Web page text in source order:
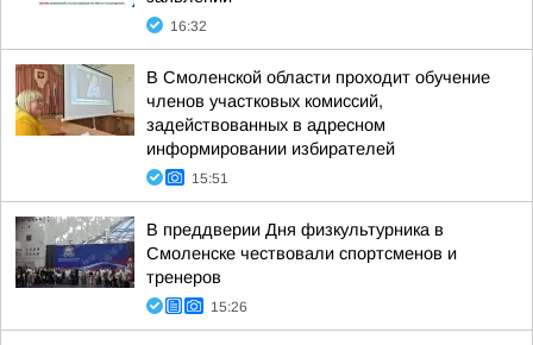
16:32
В Смоленской области проходит обучение
членов участковых комиссий,
задействованных в адресном
информировании избирателей
15:51
В преддверии Дня физкультурника в
Смоленске чествовали спортсменов и
тренеров
15:26